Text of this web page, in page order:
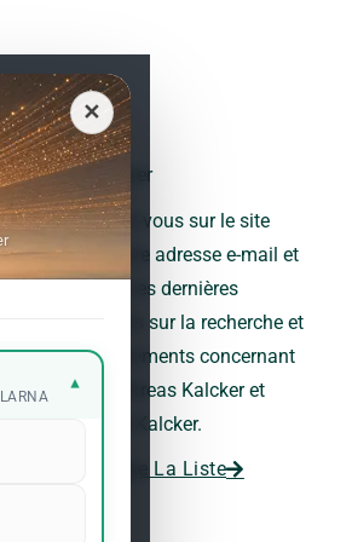
✕
▾
Newsletter
Inscrivez-vous sur le site
avec votre adresse e-mail et
recevez les dernières
nouvelles sur la recherche et
les événements concernant
le Dr Andreas Kalcker et
l’Institut Kalcker.
Rejoindre La Liste